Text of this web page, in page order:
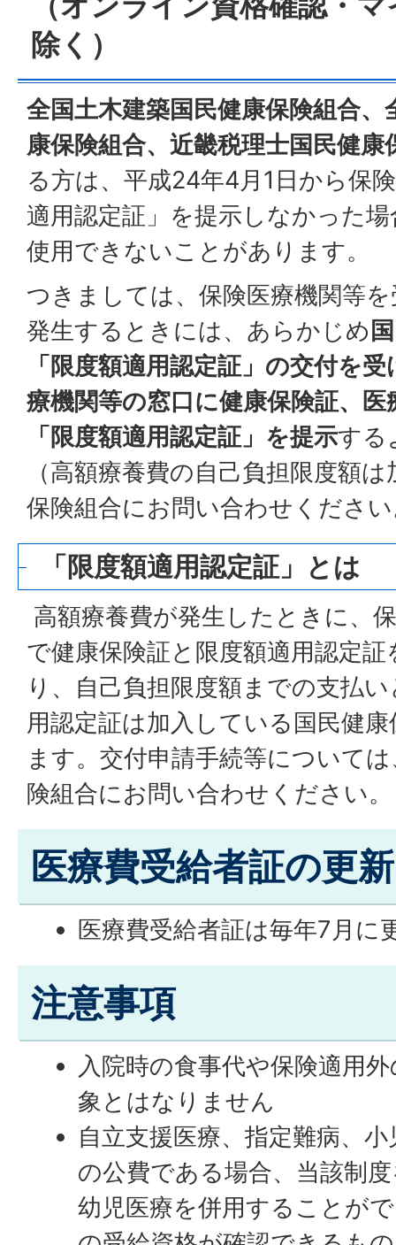
除く）
全国土木建築国民健康保険組合、
康保険組合、近畿税理士国民健康
る方は、平成24年4月1日から保
適用認定証」を提示しなかった
使用できないことがあります。
つきましては、保険医療機関等
発生するときには、あらかじめ
「限度額適用認定証」の交付を
療機関等の窓口に健康保険証、
「限度額適用認定証」を提示する
（高額療養費の自己負担限度額
保険組合にお問い合わせくださ
「限度額適用認定証」とは
高額療養費が発生したときに、
で健康保険証と限度額適用認定
り、自己負担限度額までの支払
用認定証は加入している国民健
ます。交付申請手続等について
険組合にお問い合わせください。
医療費受給者証の更新
医療費受給者証は毎年7月に
注意事項
入院時の食事代や保険適用
象とはなりません
自立支援医療、指定難病、
の公費である場合、当該制
幼児医療を併用することが